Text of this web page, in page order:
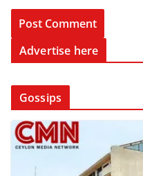
Advertise here
Gossips